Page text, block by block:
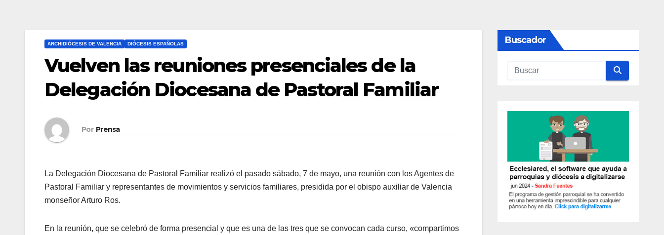
ARCHIDIÓCESIS DE VALENCIA DIÓCESIS ESPAÑOLAS
Vuelven las reuniones presenciales de la
Delegación Diocesana de Pastoral Familiar
Por Prensa
La Delegación Diocesana de Pastoral Familiar realizó el pasado sábado, 7 de mayo, una reunión con los Agentes de
Pastoral Familiar y representantes de movimientos y servicios familiares, presidida por el obispo auxiliar de Valencia
monseñor Arturo Ros.
En la reunión, que se celebró de forma presencial y que es una de las tres que se convocan cada curso, «compartimos
Buscador